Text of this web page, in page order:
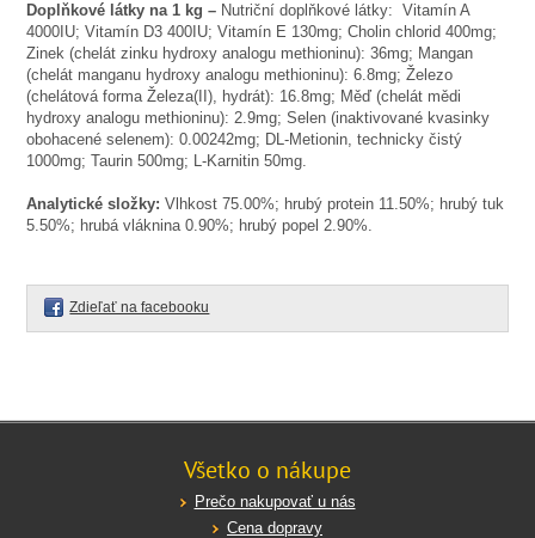
Doplňkové látky na 1 kg – Nutriční doplňkové látky: Vitamín A
4000IU; Vitamín D3 400IU; Vitamín E 130mg; Cholin chlorid 400mg;
Zinek (chelát zinku hydroxy analogu methioninu): 36mg; Mangan
(chelát manganu hydroxy analogu methioninu): 6.8mg; Železo
(chelátová forma Železa(II), hydrát): 16.8mg; Měď (chelát mědi
hydroxy analogu methioninu): 2.9mg; Selen (inaktivované kvasinky
obohacené selenem): 0.00242mg; DL-Metionin, technicky čistý
1000mg; Taurin 500mg; L-Karnitin 50mg.
Analytické složky:Vlhkost 75.00%; hrubý protein 11.50%; hrubý tuk
5.50%; hrubá vláknina 0.90%; hrubý popel 2.90%.
Zdieľať na facebooku
Všetko o nákupe
Prečo nakupovať u nás
Cena dopravy